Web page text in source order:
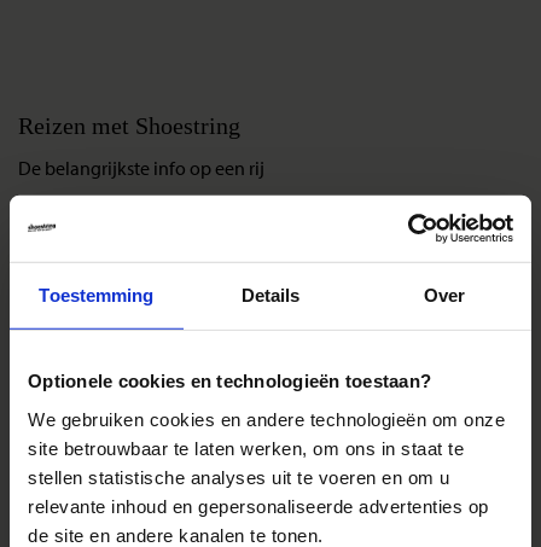
Toestemming Details Over
Optionele cookies en technologieën toestaan?
We gebruiken cookies en andere technologieën om onze
site betrouwbaar te laten werken, om ons in staat te
stellen statistische analyses uit te voeren en om u
relevante inhoud en gepersonaliseerde advertenties op
de site en andere kanalen te tonen.
Reizen met Shoestring
De belangrijkste info op een rij
Reis- en annuleringsvoorwaarden
Veelgestelde vragen
Reisthema's
Groepsreizen
Single reizen